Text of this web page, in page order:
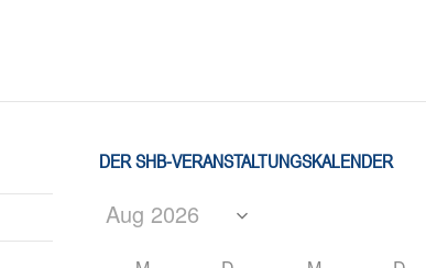
DER SHB-VERANSTALTUNGSKALENDER